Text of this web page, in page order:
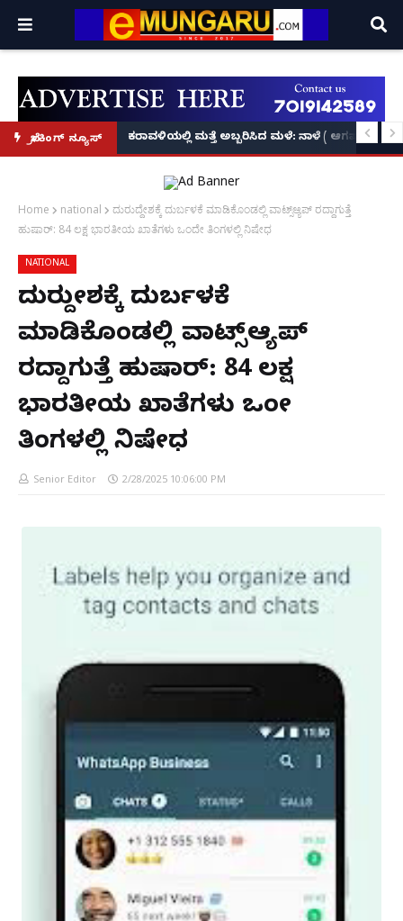
ಬ್ರೇಕಿಂಗ್ ನ್ಯೂಸ್‘ಭಕ್ತ ಪ್ರಹ್ಲಾದ’, ‘ಹೇ ರಾಮ್’!
ಕರಾವಳಿಯಲ್ಲಿ ಮತ್ತೆ ಅಬ್ಬರಿಸಿದ ಮಳೆ: ನಾಳೆ ( ಆಗಷ್ಟ್ 8)
Home national
ದುರುದ್ದೇಶಕ್ಕೆ ದುರ್ಬಳಕೆ ಮಾಡಿಕೊಂಡಲ್ಲಿ ವಾಟ್ಸ್‌ಆ್ಯಪ್ ರದ್ದಾಗುತ್ತೆ
ಹುಷಾರ್: 84 ಲಕ್ಷ ಭಾರತೀಯ ಖಾತೆಗಳು ಒಂದೇ ತಿಂಗಳಲ್ಲಿ ನಿಷೇಧ
NATIONAL
ದುರುದ್ದೇಶಕ್ಕೆ ದುರ್ಬಳಕೆ
ಮಾಡಿಕೊಂಡಲ್ಲಿ ವಾಟ್ಸ್‌ಆ್ಯಪ್
ರದ್ದಾಗುತ್ತೆ ಹುಷಾರ್: 84 ಲಕ್ಷ
ಭಾರತೀಯ ಖಾತೆಗಳು ಒಂದೇ
ತಿಂಗಳಲ್ಲಿ ನಿಷೇಧ
Senior Editor 2/28/2025 10:06:00 PM